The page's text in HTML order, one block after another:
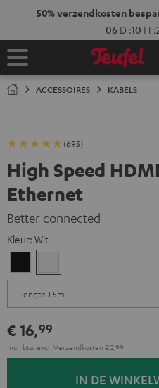
50% verzendkosten
06 D :10 H :
Home
ACCESSOIRES KABELS
(695)
High Speed
Ethernet
Better connected
Kleur: Wit
€ 16,99
Incl. btwexcl. Verzendkosten € 2,99
IN DE